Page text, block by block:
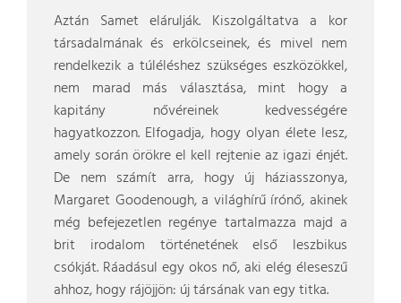
Aztán Samet elárulják. Kiszolgáltatva a kor
társadalmának és erkölcseinek, és mivel nem
rendelkezik a túléléshez szükséges eszközökkel,
nem marad más választása, mint hogy a
kapitány nővéreinek kedvességére
hagyatkozzon. Elfogadja, hogy olyan élete lesz,
amely során örökre el kell rejtenie az igazi énjét.
De nem számít arra, hogy új háziasszonya,
Margaret Goodenough, a világhírű írónő, akinek
még befejezetlen regénye tartalmazza majd a
brit irodalom történetének első leszbikus
csókját. Ráadásul egy okos nő, aki elég éleseszű
ahhoz, hogy rájöjjön: új társának van egy titka.